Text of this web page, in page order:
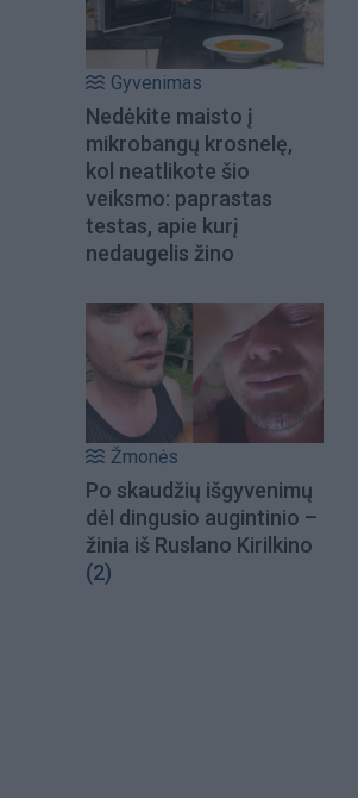
Gyvenimas
Nedėkite maisto į
mikrobangų krosnelę,
kol neatlikote šio
veiksmo: paprastas
testas, apie kurį
nedaugelis žino
Žmonės
Po skaudžių išgyvenimų
dėl dingusio augintinio –
žinia iš Ruslano Kirilkino
(2)